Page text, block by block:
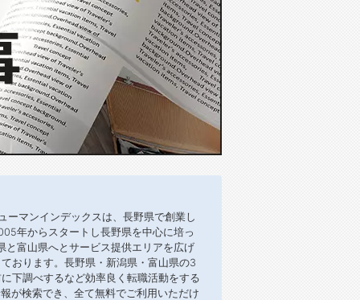
ーマンインデックスは、長野県で創業し
年からスタートし長野県を中心に培っ
富山県へとサービス提供エリアを広げ
おります。長野県・新潟県・富山県の3
下調べするなど効率良く転職活動をする
が検索でき、全て無料でご利用いただけ